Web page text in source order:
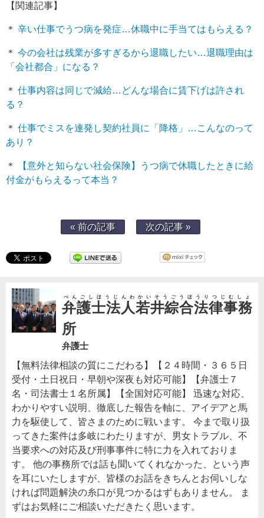
【関連記事】
＊ 辛い仕事でうつ病を発症…休職中に手当てはもらえる？
＊ 今の会社は残業が多すぎるから退職したい…退職理由は
「会社都合」になる？
＊ 仕事内容は同じで減給…どんな場合に賃下げは許され
る？
＊ 仕事でミスを連発し契約社員に「降格」…こんなのって
あり？
＊
【意外と知らない社会保険】うつ病で休職したときに給
付金がもらえるって本当？
« 前の記事 次の記事 »
弁護士法人若井綜合法律事務
所
べんごしほうじんわかいそうごうほうりつじむしょ
弁護士
【無料法律相談の質にこだわる】【２４時間・３６５日
受付・土日祝日・早朝や深夜も対応可能】【弁護士７
名・司法書士１名所属】【全国対応可能】 迅速な対応、
わかりやすい説明、徹底した報告を軸に、アイデアと馬
力を駆使して、皆さまのために戦います。 今まで取り扱
ってきた案件は多岐にわたりますが、男女トラブル、不
当要求への対応及び刑事事件に特に力を入れておりま
す。 他の事務所では話も聞いてくれなかった、という声
を耳にいたしますが、皆様のお話をきちんとお伺いしな
ければ問題解決の糸口が見つかるはずもありません。 ま
ずはお気軽にご相談いただきたく思います。